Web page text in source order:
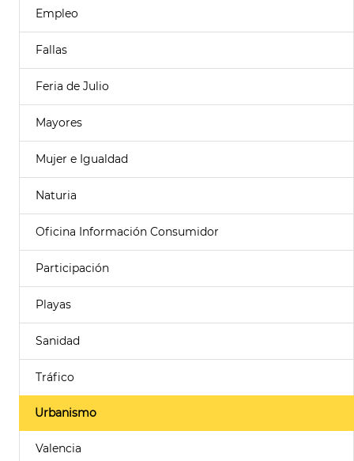
Empleo
Fallas
Feria de Julio
Mayores
Mujer e Igualdad
Naturia
Oficina Información Consumidor
Participación
Playas
Sanidad
Tráfico
Urbanismo
Valencia